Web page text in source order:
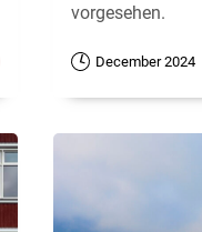
vorgesehen.
December 2024